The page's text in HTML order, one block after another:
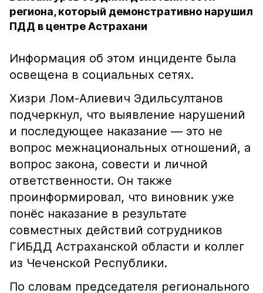
региона, который демонстративно нарушил
ПДД в центре Астрахани
Информация об этом инциденте была
освещена в социальных сетях.
Хизри Лом-Алиевич Эдильсултанов
подчеркнул, что выявление нарушений
и последующее наказание — это не
вопрос межнациональных отношений, а
вопрос закона, совести и личной
ответственности. Он также
проинформировал, что виновник уже
понёс наказание в результате
совместных действий сотрудников
ГИБДД Астраханской области и коллег
из Чеченской Республики.
По словам председателя регионального